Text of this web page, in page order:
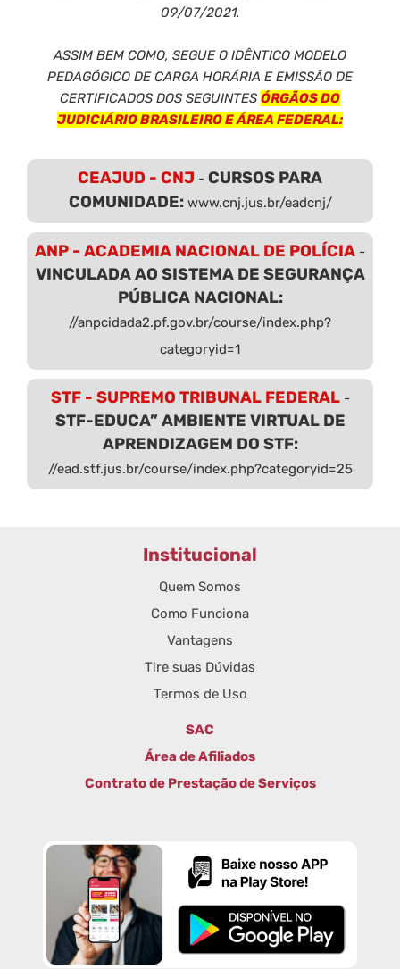
09/07/2021.
ASSIM BEM COMO, SEGUE O IDÊNTICO MODELO
PEDAGÓGICO DE CARGA HORÁRIA E EMISSÃO DE
CERTIFICADOS DOS SEGUINTES ÓRGÃOS DO
JUDICIÁRIO BRASILEIRO E ÁREA FEDERAL:
CEAJUD - CNJ - CURSOS PARA
COMUNIDADE: www.cnj.jus.br/eadcnj/
ANP - ACADEMIA NACIONAL DE POLÍCIA -
VINCULADA AO SISTEMA DE SEGURANÇA
PÚBLICA NACIONAL:
//anpcidada2.pf.gov.br/course/index.php?
categoryid=1
STF - SUPREMO TRIBUNAL FEDERAL-
STF-EDUCA” AMBIENTE VIRTUAL DE
APRENDIZAGEM DO STF:
//ead.stf.jus.br/course/index.php?categoryid=25
Institucional
Quem Somos
Como Funciona
Vantagens
Tire suas Dúvidas
Termos de Uso
SAC
Área de Afiliados
Contrato de Prestação de Serviços